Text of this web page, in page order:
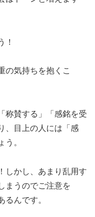
！
の気持ちを抱くこ
称賛する」「感銘を受
、目上の人には「感
う。
しかし、あまり乱用す
まうのでご注意を
るんです。